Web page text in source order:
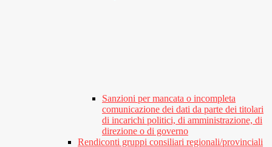
Sanzioni per mancata o incompleta
comunicazione dei dati da parte dei titolari
di incarichi politici, di amministrazione, di
direzione o di governo
Rendiconti gruppi consiliari regionali/provinciali